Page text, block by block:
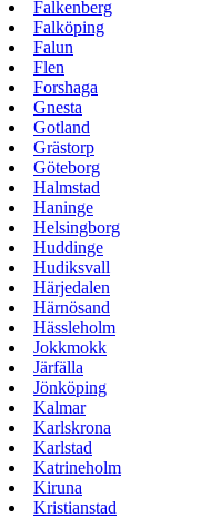
Falkenberg
Falköping
Falun
Flen
Forshaga
Gnesta
Gotland
Grästorp
Göteborg
Halmstad
Haninge
Helsingborg
Huddinge
Hudiksvall
Härjedalen
Härnösand
Hässleholm
Jokkmokk
Järfälla
Jönköping
Kalmar
Karlskrona
Karlstad
Katrineholm
Kiruna
Kristianstad